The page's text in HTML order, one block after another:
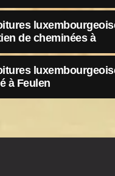
de cheminées à
à Feulen